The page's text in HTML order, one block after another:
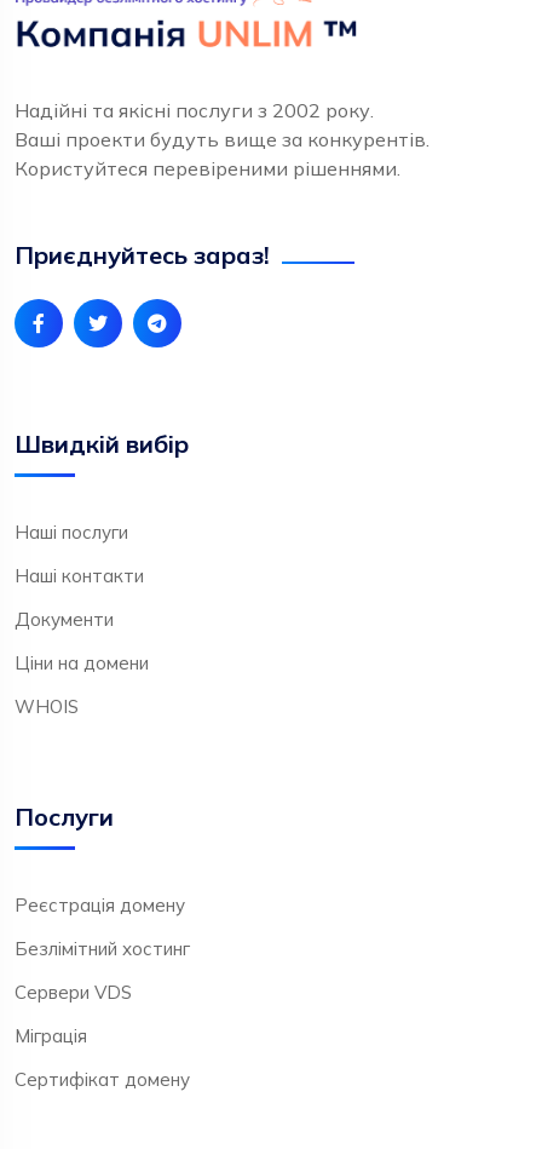
Надійні та якісні послуги з 2002 року.
Ваші проекти будуть вище за конкурентів.
Користуйтеся перевіреними рішеннями.
Приєднуйтесь зараз!
Швидкій вибір
Наші послуги
Наші контакти
Документи
Ціни на домени
WHOIS
Послуги
Реєстрація домену
Безлімітний хостинг
Сервери VDS
Міграція
Сертифікат домену